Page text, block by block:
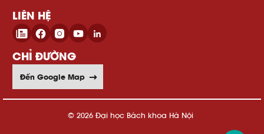
LIÊN HỆ
CHỈ ĐƯỜNG
Đến Google Map
© 2026 Đại học Bách khoa Hà Nội